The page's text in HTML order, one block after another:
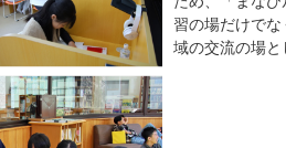
習の場だけで
域の交流の場と